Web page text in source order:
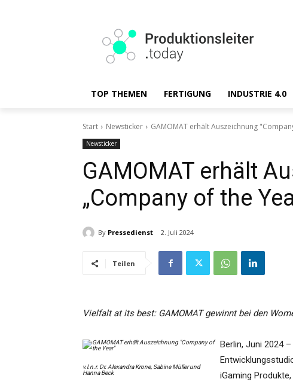
TOP THEMEN FERTIGUNG INDUSTRIE 4.0
Start Newsticker GAMOMAT erhält Auszeichnung
Newsticker
GAMOMAT erhält
„Company of the
By Pressedienst 2. Juli 2024
Teilen
Vielfalt at its best: GAMOMAT gewinnt bei den
v.l.n.r. Dr. Alexandra Krone, Sabine Müller und
Hanna Beck
Berlin, Juni 2024
iGaming